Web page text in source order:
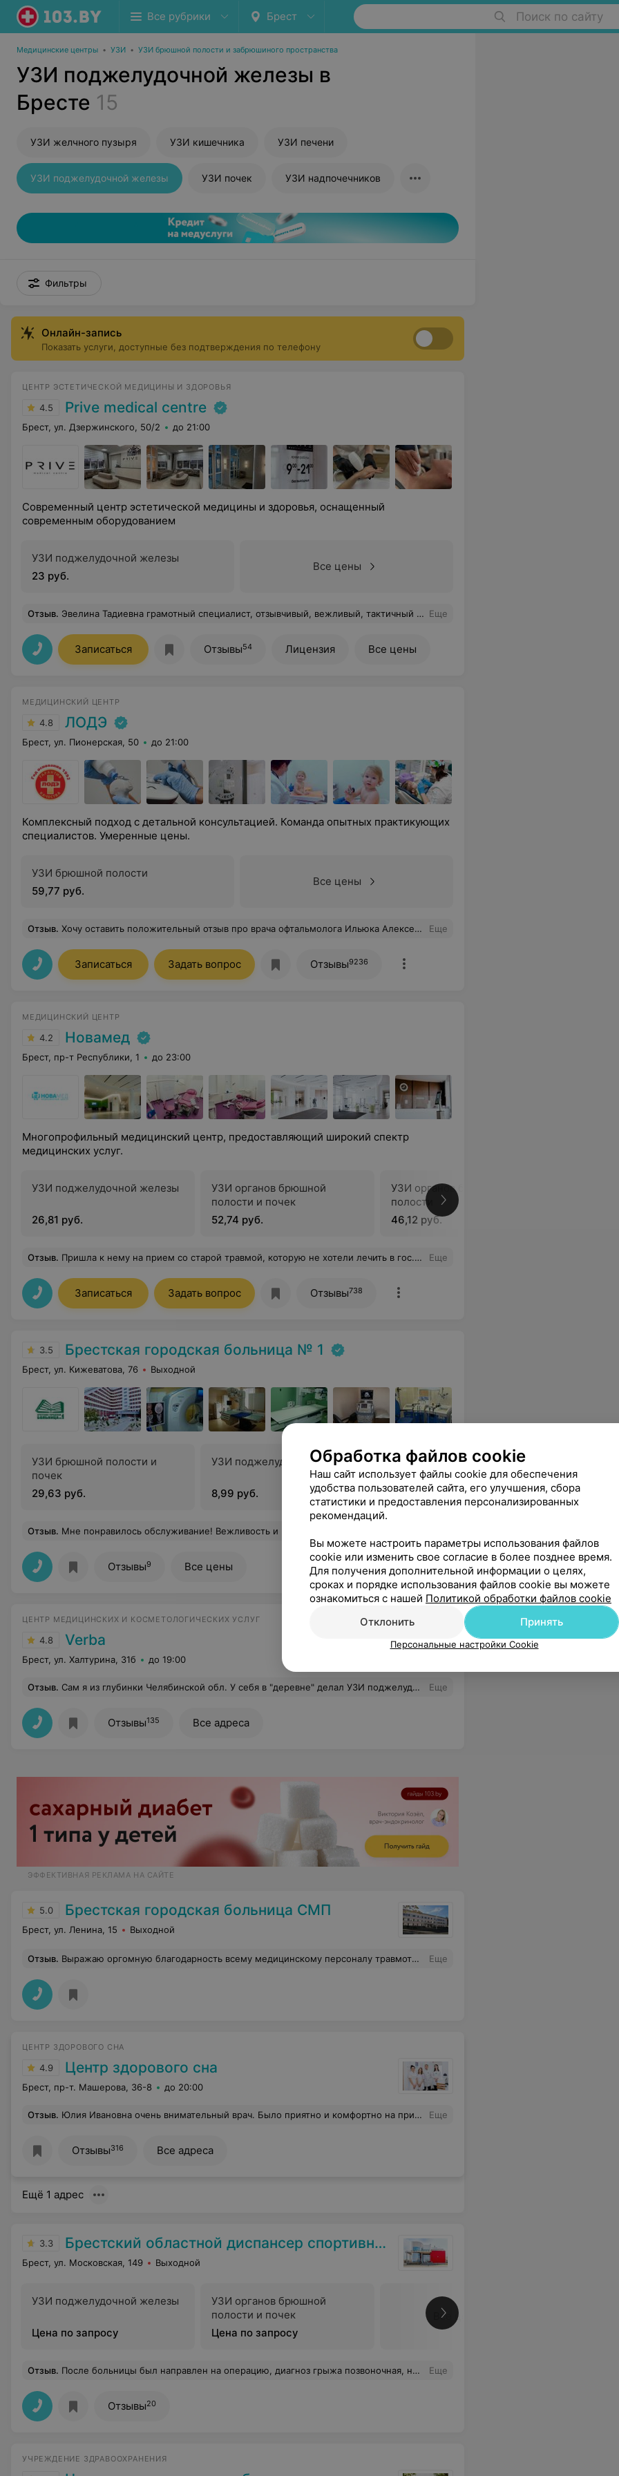
Все рубрики Брест Поиск по сайту
Медицинские центры • УЗИ • УЗИ брюшной полости и забрюшиного пространства
УЗИ поджелудочной железы в
Бресте 15
УЗИ желчного пузыря УЗИ кишечника УЗИ печени
УЗИ поджелудочной железы УЗИ почек УЗИ надпочечников
Фильтры
Онлайн-запись
Показать услуги, доступные без подтверждения по телефону
ЦЕНТР ЭСТЕТИЧЕСКОЙ МЕДИЦИНЫ И ЗДОРОВЬЯ
4.5 Prive medical centre
Брест, ул. Дзержинского, 50/2 до 21:00
Современный центр эстетической медицины и здоровья, оснащенный
современным оборудованием
УЗИ поджелудочной железы
23 руб.
Все цены
Отзыв. Эвелина Тадиевна грамотный специалист, отзывчивый, вежливый, тактичный и добрый человек. Очень внимательный врач. Еще
Записаться Отзывы54 Лицензия Все цены
МЕДИЦИНСКИЙ ЦЕНТР
4.8 ЛОДЭ
Брест, ул. Пионерская, 50 до 21:00
Комплексный подход с детальной консультацией. Команда опытных практикующих
специалистов. Умеренные цены.
УЗИ брюшной полости
59,77 руб.
Все цены
Отзыв. Хочу оставить положительный отзыв про врача офтальмолога Ильюка Алексея Викторовича. Хороший специалист, всё доступно объясняет, вежливый, внимательный, дети с удовольствием пришли на повторный прием. Очень рады что есть такие профессионалые врачи. Еще
Записаться Задать вопрос Отзывы9236
МЕДИЦИНСКИЙ ЦЕНТР
4.2 Новамед
Брест, пр-т Республики, 1 до 23:00
Многопрофильный медицинский центр, предоставляющий широкий спектр
медицинских услуг.
УЗИ поджелудочной железы
26,81 руб.
УЗИ органов брюшной
полости и почек
52,74 руб.
УЗИ органов брюшной
полости
46,12 руб.
Отзыв. Пришла к нему на прием со старой травмой, которую не хотели лечить в гос. поликлинике, решила записаться на прием к Подуте Сергею Николаевичу, по рекомендации мамы, так как он ее тоже лечил. Очень внимательно выслушал, провел осмотр и смог наконец-то поставить диагноз и построить план лечения.Под конец приема даже смог повысить немного мне настроение обещав, что с мной все будет хорошо) Еще
Записаться Задать вопрос Отзывы738
3.5 Брестская городская больница № 1
Брест, ул. Кижеватова, 76 Выходной
УЗИ брюшной полости и
почек
29,63 руб.
УЗИ поджелудочной железы
8,99 руб.
УЗИ поджелудочной железы
с контрастированием
12,09 руб.
Отзыв. Мне понравилось обслуживание! Вежливость и профессионализм!
Отзывы9 Все цены
ЦЕНТР МЕДИЦИНСКИХ И КОСМЕТОЛОГИЧЕСКИХ УСЛУГ
4.8 Verba
Брест, ул. Халтурина, 31б до 19:00
Отзыв. Сам я из глубинки Челябинской обл. У себя в "деревне" делал УЗИ поджелудочной железы. Поставили хронич. панкреатит. Недавно ездил в Брест к родне. Приболел и сделал УЗИ в клинике Верба. Я был в шоке, когда панкреатита там не выявили. Приехав домой, сделал еще одно УЗИ, но уже в области. И тоже ничего не выявили! Благодарю Вербу! Еще
Отзывы135 Все адреса
ЭФФЕКТИВНАЯ РЕКЛАМА НА САЙТЕ
5.0 Брестская городская больница СМП
Брест, ул. Ленина, 15 Выходной
Отзыв. Выражаю оргомную благодарность всему медицинскому персоналу травмотолгического отделения БСМП за их труд и внимательное, вежливое, компетенстное отношение к пациентам. Так получилось, что моей семье (3 человека) 13 марта 2025 г пришлось сюда обратиться. Предполагали мы, что у сына и жены вывихи, а уменя был небольшой порез ладони. В итоге у двоих гипс, а у меня 2 шва. За все в ремя пребывания в травмотологическом отделении (пункте) отношение к нам (моей семье) и всем пациентам которые были радом с нами было иключительно положительным, добрым и даже я бы сказал сочувствуюм нам всем. Всему медперсоналу выражаю огромную благодарность за их тяжелый труд, здоровья и поменьше пациентов. С уважением, Сергей. Еще
ЦЕНТР ЗДОРОВОГО СНА
4.9 Центр здорового сна
Брест, пр-т. Машерова, 36-8 до 20:00
Отзыв. Юлия Ивановна очень внимательный врач. Было приятно и комфортно на приёме. Рекомендую. Еще
Отзывы316 Все адреса
Ещё 1 адрес
3.3 Брестский областной диспансер спортивной медицины
Брест, ул. Московская, 149 Выходной
УЗИ поджелудочной железы
Цена по запросу
УЗИ органов брюшной
полости и почек
Цена по запросу
Все цены
Отзыв. После больницы был направлен на операцию, диагноз грыжа позвоночная, на операцию не пошёл, было принято решение пройти курс физиотерапии. На первый сеанс привезли на костылях, через три дня костыли оставил дома костыли с трудом, но дальше приходил без них. Лечение было длительным, кто серьёзно страдал от этой болезни, эти люди знают долгий процесс, необходимый для того. чтобы избавится от этой болячки. Кабинет электролечения, который, скажу честно, я немного недооценил сначала, имеет свою особенность и уникальность, Молодой медперсонал, своим одним присутствием женщины создают уют в этом месте, очень хорошее, добросовестное отношение к пациентам и в целом к работе. Заведующая отделением очень серьёзно отнеслась к изучению и принятию решения по этому вопросу. Еще
Отзывы20
УЧРЕЖДЕНИЕ ЗДРАВООХРАНЕНИЯ
Обработка файлов cookie
Наш сайт использует файлы cookie для обеспечения
удобства пользователей сайта, его улучшения, сбора
статистики и предоставления персонализированных
рекомендаций.
Вы можете настроить параметры использования файлов
cookie или изменить свое согласие в более позднее время.
Для получения дополнительной информации о целях,
сроках и порядке использования файлов cookie вы можете
ознакомиться с нашей Политикой обработки файлов cookie
Отклонить
Принять
Персональные настройки Cookie